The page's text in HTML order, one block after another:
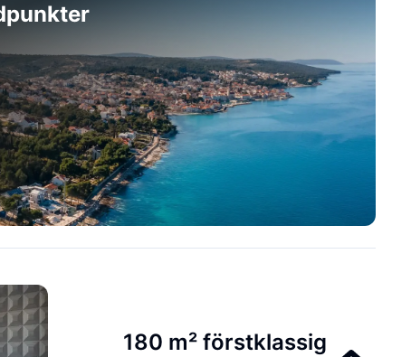
180 m² förstklassig